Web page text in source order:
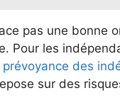
pas une bonne
Pour les
prévoyance des
sur des